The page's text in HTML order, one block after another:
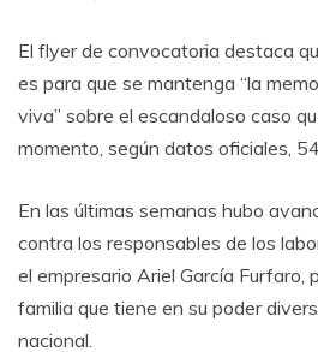
El flyer de convocatoria destaca
es para que se mantenga “la
viva” sobre el escandaloso caso
momento, según datos oficiales,
En las últimas semanas hubo
contra los responsables de los
el empresario Ariel García Furfaro,
familia que tiene en su poder
nacional.